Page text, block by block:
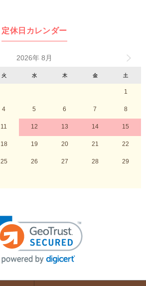
定休日カレンダー
2026年 8月
火 水 木 金 土
1
4 5 6 7 8
11 12 13 14 15
18 19 20 21 22
25 26 27 28 29